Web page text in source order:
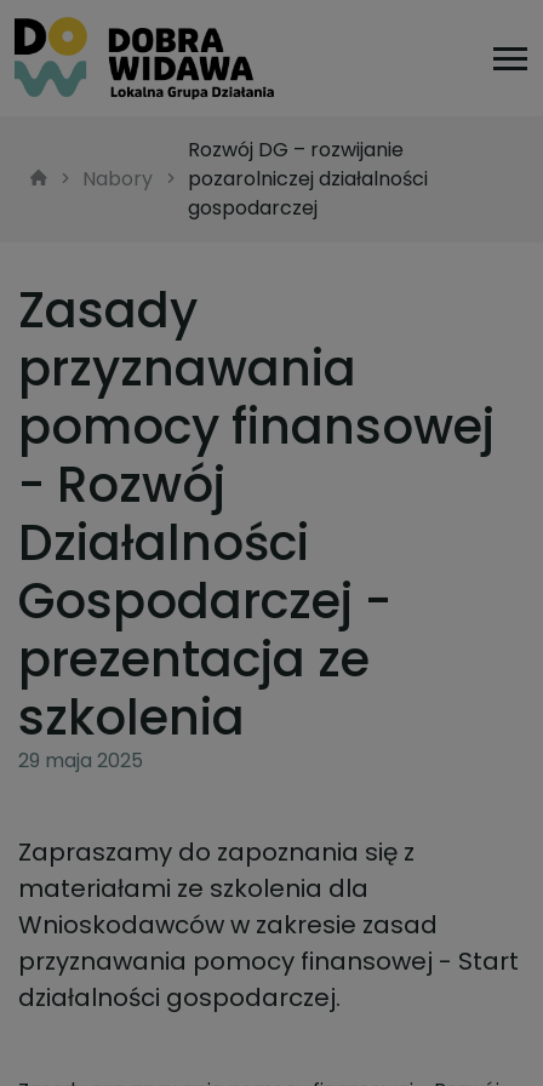
Nabory
Rozwój DG – rozwijanie
pozarolniczej działalności
gospodarczej
Zasady
przyznawania
pomocy finansowej
- Rozwój
Działalności
Gospodarczej -
prezentacja ze
szkolenia
29 maja 2025
Zapraszamy do zapoznania się z
materiałami ze szkolenia dla
Wnioskodawców w zakresie zasad
przyznawania pomocy finansowej - Start
działalności gospodarczej.